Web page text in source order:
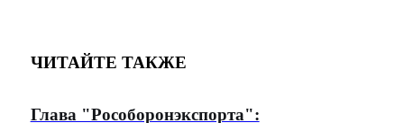
ЧИТАЙТЕ ТАКЖЕ
Глава "Рособоронэкспорта":